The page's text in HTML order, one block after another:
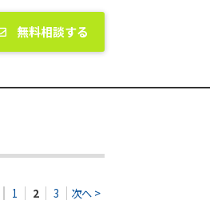
無料相談する
1 2 3 次へ >